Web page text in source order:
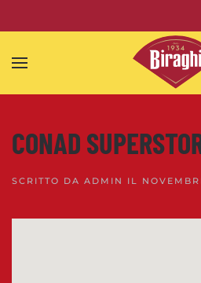
Skip to main content
CONAD
SCRITTO DA ADMIN IL